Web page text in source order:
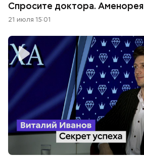
Спросите доктора. Аменорея
21 июля 15:01